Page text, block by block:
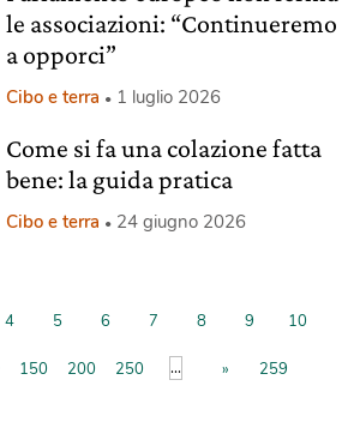
le associazioni: “Continueremo
a opporci”
Cibo e terra 1 luglio 2026
Come si fa una colazione fatta
bene: la guida pratica
Cibo e terra 24 giugno 2026
4 5 6 7 8 9 10
150 200 250 ... » 259